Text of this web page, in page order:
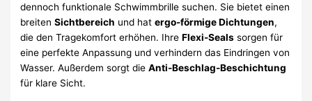
dennoch funktionale Schwimmbrille suchen. Sie bietet einen
breitenSichtbereich und hatergo-förmige Dichtungen,
die den Tragekomfort erhöhen. IhreFlexi-Seals sorgen für
eine perfekte Anpassung und verhindern das Eindringen von
Wasser. Außerdem sorgt dieAnti-Beschlag-Beschichtung
für klare Sicht.